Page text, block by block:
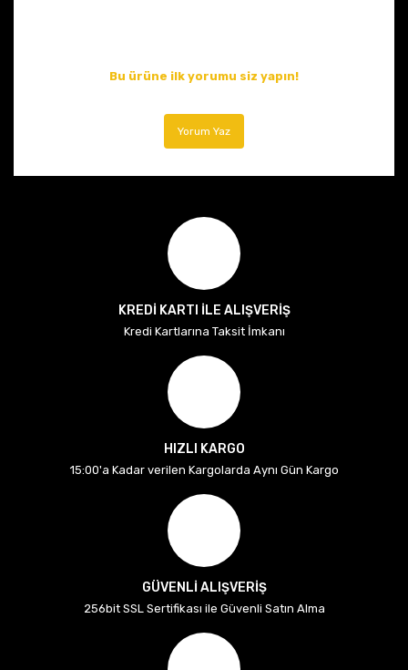
Bu ürüne ilk yorumu siz yapın!
Yorum Yaz
KREDİ KARTI İLE ALIŞVERİŞ
Kredi Kartlarına Taksit İmkanı
HIZLI KARGO
15:00'a Kadar verilen Kargolarda Aynı Gün Kargo
GÜVENLİ ALIŞVERİŞ
256bit SSL Sertifikası ile Güvenli Satın Alma